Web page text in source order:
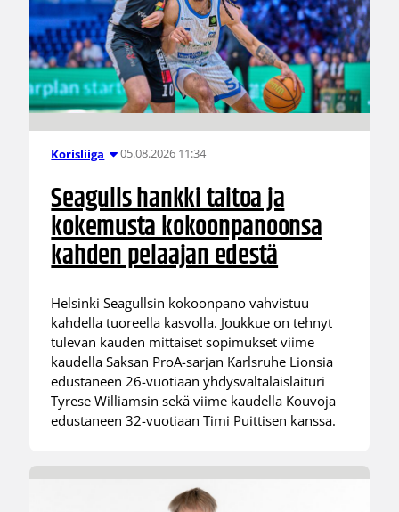
Korisliiga 05.08.2026 11:34
Seagulls hankki taitoa ja
kokemusta kokoonpanoonsa
kahden pelaajan edestä
Helsinki Seagullsin kokoonpano vahvistuu
kahdella tuoreella kasvolla. Joukkue on tehnyt
tulevan kauden mittaiset sopimukset viime
kaudella Saksan ProA-sarjan Karlsruhe Lionsia
edustaneen 26-vuotiaan yhdysvaltalaislaituri
Tyrese Williamsin sekä viime kaudella Kouvoja
edustaneen 32-vuotiaan Timi Puittisen kanssa.